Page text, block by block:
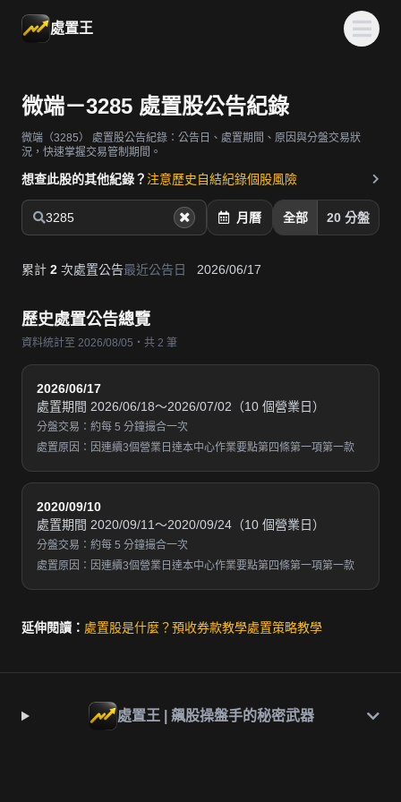
處置王
微端－3285 處置股公告紀錄
微端（3285）
處置股公告紀錄：公告日、處置期間、原因與分盤交易狀
況，快速掌握交易管制期間。
想查此股的其他紀錄？ 注意歷史自結紀錄個股風險
3285 月曆 全部 20 分盤
累計 2 次處置公告最近公告日 2026/06/17
歷史處置公告總覽
資料統計至 2026/08/05・共 2 筆
2026/06/17
處置期間 2026/06/18～2026/07/02（10 個營業日）
分盤交易：約每 5 分鐘撮合一次
處置原因：因連續3個營業日達本中心作業要點第四條第一項第一款
2020/09/10
處置期間 2020/09/11～2020/09/24（10 個營業日）
分盤交易：約每 5 分鐘撮合一次
處置原因：因連續3個營業日達本中心作業要點第四條第一項第一款
延伸閱讀： 處置股是什麼？預收券款教學處置策略教學
處置王 | 飆股操盤手的秘密武器